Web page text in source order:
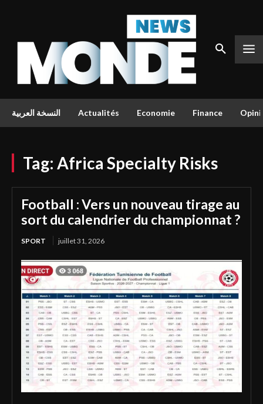
النسخة العربية Actualités Economie Finance
Tag: Africa Specialty Risks
Football : Vers un nouveau tirage au
sort du calendrier du championnat ?
SPORT juillet 31, 2026